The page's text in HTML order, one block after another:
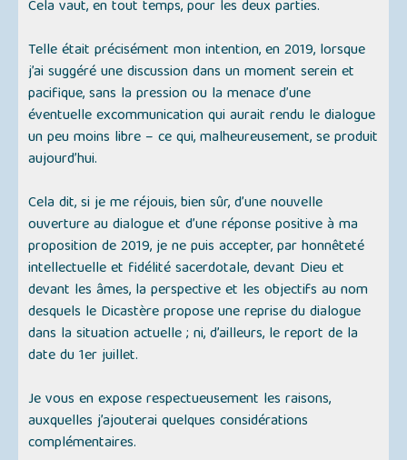
Cela vaut, en tout temps, pour les deux parties.
Telle était précisément mon intention, en 2019, lorsque
j’ai suggéré une discussion dans un moment serein et
pacifique, sans la pression ou la menace d’une
éventuelle excommunication qui aurait rendu le dialogue
un peu moins libre – ce qui, malheureusement, se produit
aujourd’hui.
Cela dit, si je me réjouis, bien sûr, d’une nouvelle
ouverture au dialogue et d’une réponse positive à ma
proposition de 2019, je ne puis accepter, par honnêteté
intellectuelle et fidélité sacerdotale, devant Dieu et
devant les âmes, la perspective et les objectifs au nom
desquels le Dicastère propose une reprise du dialogue
dans la situation actuelle ; ni, d’ailleurs, le report de la
date du 1er juillet.
Je vous en expose respectueusement les raisons,
auxquelles j’ajouterai quelques considérations
complémentaires.